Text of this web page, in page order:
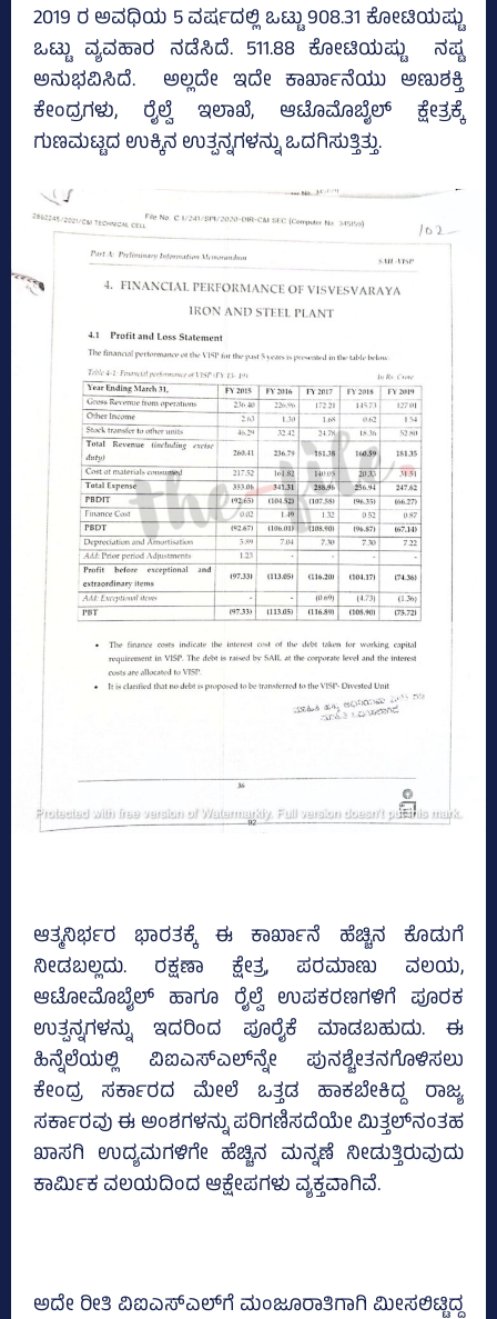
2019 ರ ಅವಧಿಯ 5 ವರ್ಷದಲ್ಲಿ ಒಟ್ಟು 908.31 ಕೋಟಿಯಷ್ಟು
ಒಟ್ಟು ವ್ಯವಹಾರ ನಡೆಸಿದೆ. 511.88 ಕೋಟಿಯಷ್ಟು ನಷ್ಟ
ಅನುಭವಿಸಿದೆ. ಅಲ್ಲದೇ ಇದೇ ಕಾರ್ಖಾನೆಯು ಅಣುಶಕ್ತಿ
ಕೇಂದ್ರಗಳು, ರೈಲ್ವೆ ಇಲಾಖೆ, ಆಟೊಮೊಬೈಲ್‌ ಕ್ಷೇತ್ರಕ್ಕೆ
ಗುಣಮಟ್ಟದ ಉಕ್ಕಿನ ಉತ್ಪನ್ನಗಳನ್ನು ಒದಗಿಸುತ್ತಿತ್ತು.
ಆತ್ಮನಿರ್ಭರ ಭಾರತಕ್ಕೆ ಈ ಕಾರ್ಖಾನೆ ಹೆಚ್ಚಿನ ಕೊಡುಗೆ
ನೀಡಬಲ್ಲದು. ರಕ್ಷಣಾ ಕ್ಷೇತ್ರ, ಪರಮಾಣು ವಲಯ,
ಆಟೋಮೊಬೈಲ್‌ ಹಾಗೂ ರೈಲ್ವೆ ಉಪಕರಣಗಳಿಗೆ ಪೂರಕ
ಉತ್ಪನ್ನಗಳನ್ನು ಇದರಿಂದ ಪೂರೈಕೆ ಮಾಡಬಹುದು. ಈ
ಹಿನ್ನೆಲೆಯಲ್ಲಿ ವಿಐಎಸ್‌ಎಲ್‌ನ್ನೇ ಪುನಶ್ಚೇತನಗೊಳಿಸಲು
ಕೇಂದ್ರ ಸರ್ಕಾರದ ಮೇಲೆ ಒತ್ತಡ ಹಾಕಬೇಕಿದ್ದ ರಾಜ್ಯ
ಸರ್ಕಾರವು ಈ ಅಂಶಗಳನ್ನು ಪರಿಗಣಿಸದೆಯೇ ಮಿತ್ತಲ್‌ನಂತಹ
ಖಾಸಗಿ ಉದ್ಯಮಗಳಿಗೇ ಹೆಚ್ಚಿನ ಮನ್ನಣೆ ನೀಡುತ್ತಿರುವುದು
ಕಾರ್ಮಿಕ ವಲಯದಿಂದ ಆಕ್ಷೇಪಗಳು ವ್ಯಕ್ತವಾಗಿವೆ.
ಅದೇ ರೀತಿ ವಿಐಎಸ್‌ಎಲ್‌ಗೆ ಮಂಜೂರಾತಿಗಾಗಿ ಮೀಸಲಿಟ್ಟಿದ್ದ